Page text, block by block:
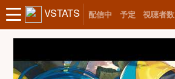
VSTATS 配信中 予定 視聴者数